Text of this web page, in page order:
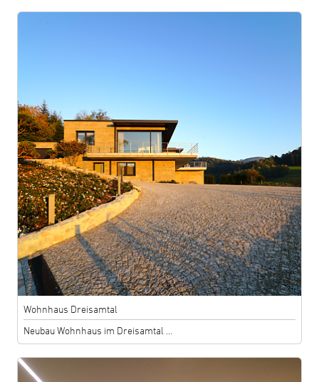
Wohnhaus Dreisamtal
Neubau Wohnhaus im Dreisamtal ...